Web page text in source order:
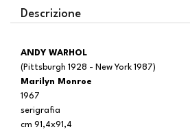
Descrizione
ANDY WARHOL
(Pittsburgh 1928 - New York 1987)
Marilyn Monroe
1967
serigrafia
cm 91,4x91,4